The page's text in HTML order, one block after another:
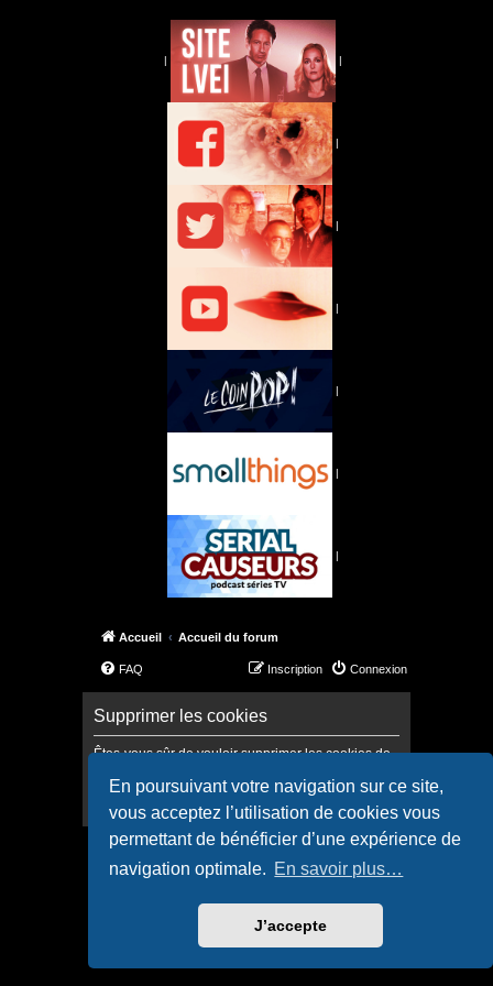
En poursuivant votre navigation sur ce site,
vous acceptez l’utilisation de cookies vous
permettant de bénéficier d’une expérience de
navigation optimale. En savoir plus…
J’accepte
| |
|
|
|
|
|
|
Accueil Accueil du forum
FAQ Connexion
Inscription
Supprimer les cookies
Êtes-vous sûr de vouloir supprimer les cookies de